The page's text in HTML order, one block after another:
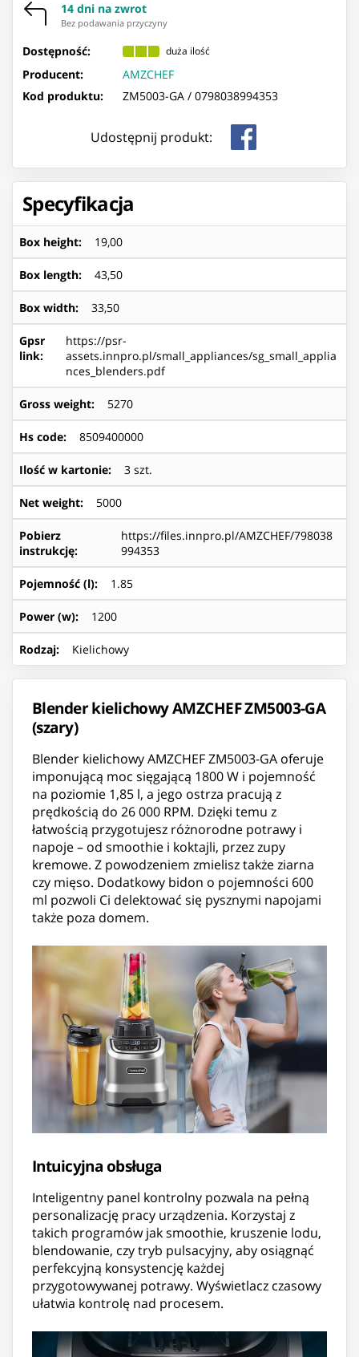
14 dni na zwrot
Bez podawania przyczyny
Dostępność: duża ilość
Producent:
AMZCHEF
Kod produktu:
ZM5003-GA / 0798038994353
Udostępnij produkt:
Specyfikacja
Box height: 19,00
Box length: 43,50
Box width: 33,50
Gpsr
link:
https://psr-
assets.innpro.pl/small_appliances/sg_small_applia
nces_blenders.pdf
Gross weight: 5270
Hs code: 8509400000
Ilość w kartonie: 3 szt.
Net weight: 5000
Pobierz
instrukcję:
https://files.innpro.pl/AMZCHEF/798038
994353
Pojemność (l): 1.85
Power (w): 1200
Rodzaj: Kielichowy
Blender kielichowy AMZCHEF ZM5003-GA
(szary)
Blender kielichowy AMZCHEF ZM5003-GA oferuje
imponującą moc sięgającą 1800 W i pojemność
na poziomie 1,85 l, a jego ostrza pracują z
prędkością do 26 000 RPM. Dzięki temu z
łatwością przygotujesz różnorodne potrawy i
napoje – od smoothie i koktajli, przez zupy
kremowe. Z powodzeniem zmielisz także ziarna
czy mięso. Dodatkowy bidon o pojemności 600
ml pozwoli Ci delektować się pysznymi napojami
także poza domem.
Intuicyjna obsługa
Inteligentny panel kontrolny pozwala na pełną
personalizację pracy urządzenia. Korzystaj z
takich programów jak smoothie, kruszenie lodu,
blendowanie, czy tryb pulsacyjny, aby osiągnąć
perfekcyjną konsystencję każdej
przygotowywanej potrawy. Wyświetlacz czasowy
ułatwia kontrolę nad procesem.